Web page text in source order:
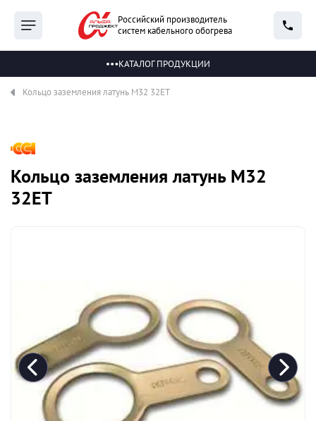
Российский производитель
систем кабельного обогрева
КАТАЛОГ ПРОДУКЦИИ
Кольцо заземления латунь М32 32ЕТ
Кольцо заземления латунь М32
32ЕТ